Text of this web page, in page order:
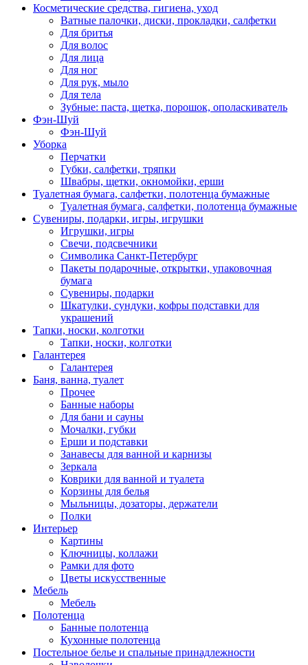
Косметические средства, гигиена, уход
Ватные палочки, диски, прокладки, салфетки
Для бритья
Для волос
Для лица
Для ног
Для рук, мыло
Для тела
Зубные: паста, щетка, порошок, ополаскиватель
Фэн-Шуй
Фэн-Шуй
Уборка
Перчатки
Губки, салфетки, тряпки
Швабры, щетки, окномойки, ерши
Туалетная бумага, салфетки, полотенца бумажные
Туалетная бумага, салфетки, полотенца бумажные
Сувениры, подарки, игры, игрушки
Игрушки, игры
Свечи, подсвечники
Символика Санкт-Петербург
Пакеты подарочные, открытки, упаковочная
бумага
Сувениры, подарки
Шкатулки, сундуки, кофры подставки для
украшений
Тапки, носки, колготки
Тапки, носки, колготки
Галантерея
Галантерея
Баня, ванна, туалет
Прочее
Банные наборы
Для бани и сауны
Мочалки, губки
Ерши и подставки
Занавесы для ванной и карнизы
Зеркала
Коврики для ванной и туалета
Корзины для белья
Мыльницы, дозаторы, держатели
Полки
Интерьер
Картины
Ключницы, коллажи
Рамки для фото
Цветы искусственные
Мебель
Мебель
Полотенца
Банные полотенца
Кухонные полотенца
Постельное белье и спальные принадлежности